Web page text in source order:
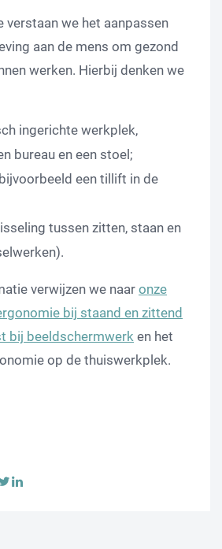
verstaan we het aanpassen
aan de mens om gezond
werken. Hierbij denken we
ingerichte werkplek,
bureau en een stoel;
een tillift in de
tussen zitten, staan en
verwijzen we naar onze
bij staand en zittend
bij beeldschermwerk en het
op de thuiswerkplek.